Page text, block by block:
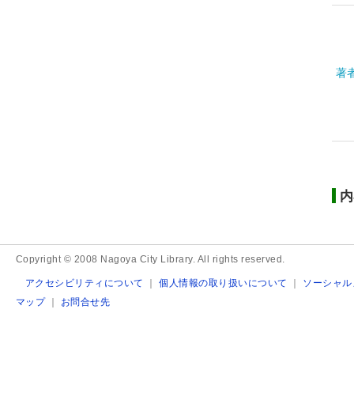
著
Copyright © 2008 Nagoya City Library. All rights reserved.
アクセシビリティについて ｜個人情報の取り扱いについて ｜ ソーシャ
マップ｜ お問合せ先